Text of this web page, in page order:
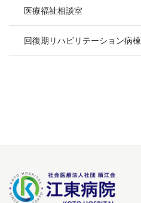
医療福祉相談室
回復期リハビリテーション病棟